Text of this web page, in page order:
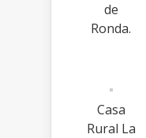
de
Ronda.
Casa
Rural La